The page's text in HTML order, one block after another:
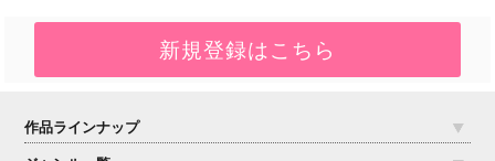
作品ラインナップ